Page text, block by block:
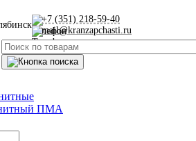
+7 (351) 218-59-40
mail@kranzapchasti.ru
ПМА